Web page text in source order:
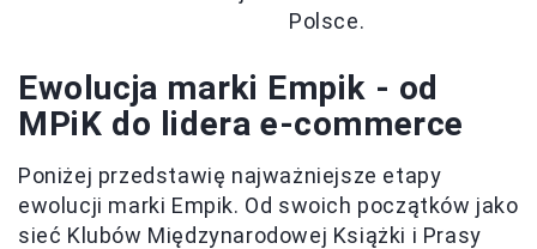
Polsce.
Ewolucja marki Empik - od
MPiK do lidera e-commerce
Poniżej przedstawię najważniejsze etapy
ewolucji marki Empik. Od swoich początków jako
sieć Klubów Międzynarodowej Książki i Prasy